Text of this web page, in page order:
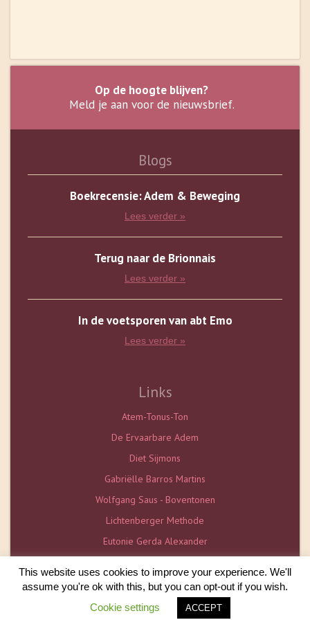
Op de hoogte blijven?
Meld je aan voor de nieuwsbrief.
Blogs
Boekrecensie: Adem & Beweging
Lees verder »
Terug naar de Brionnais
Lees verder »
In de voetsporen van abt Emo
Lees verder »
Links
Atem-Tonus-Ton
De Ervaarbare Adem
Diet Sijmons
Gabriëlle Barros Martins
Wolfgang Saus - Boventonen
Lichtenberger Methode
Eutonie Gerda Alexander
Copyright © Borg Diem Groeneveld | Sitemap
This website uses cookies to improve your experience. We'll
assume you're ok with this, but you can opt-out if you wish.
Cookie settings
ACCEPT